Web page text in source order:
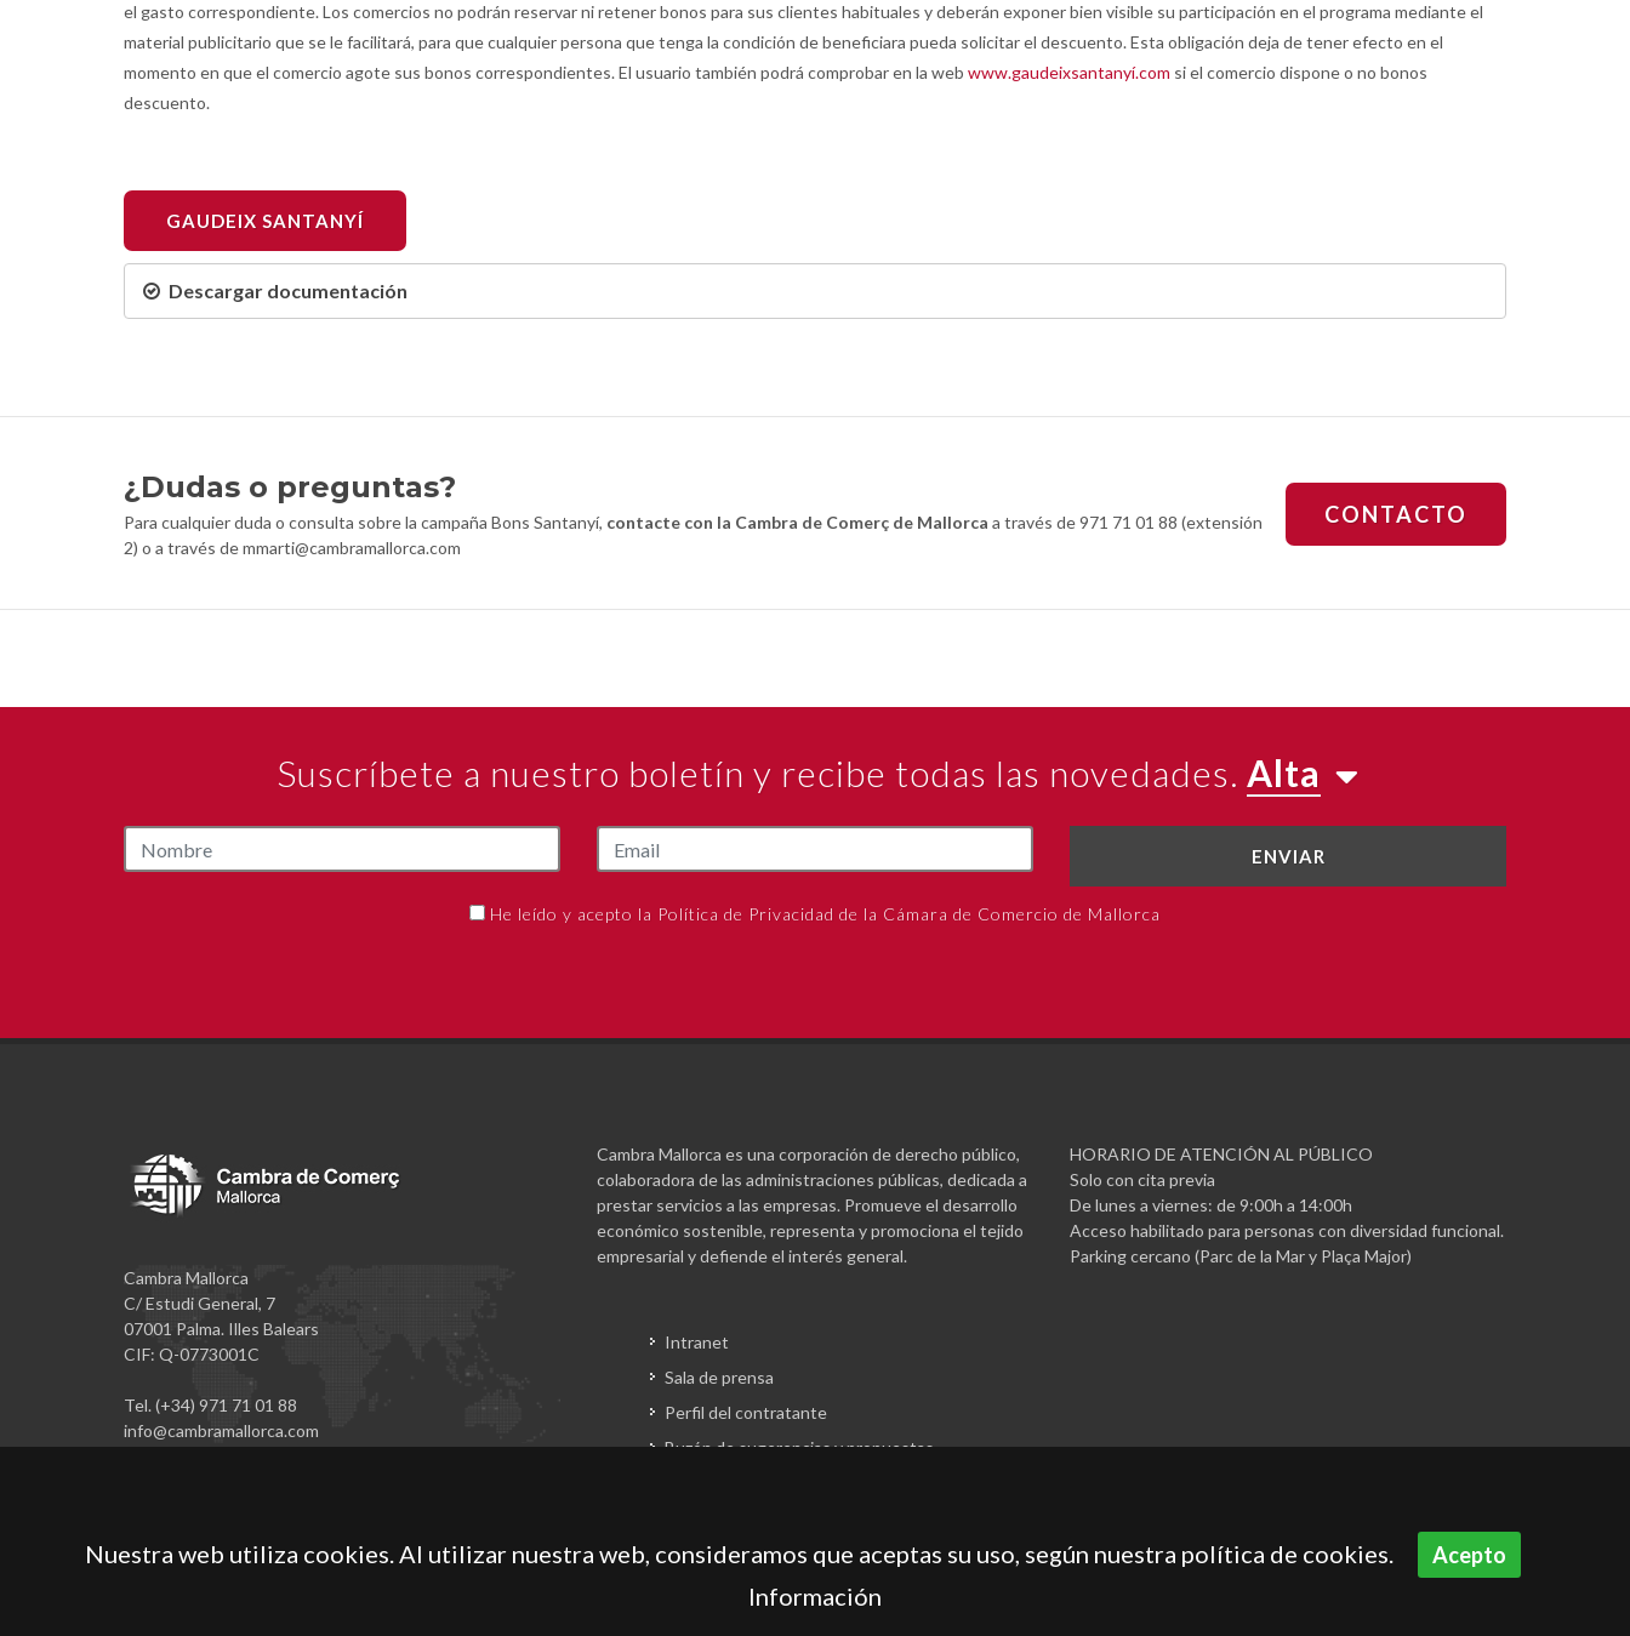
el gasto correspondiente. Los comercios no podrán reservar ni retener bonos para sus clientes habituales y deberán exponer bien visible su participación en el programa mediante el
material publicitario que se le facilitará, para que cualquier persona que tenga la condición de beneficiara pueda solicitar el descuento. Esta obligación deja de tener efecto en el
momento en que el comercio agote sus bonos correspondientes. El usuario también podrá comprobar en la web www.gaudeixsantanyí.com si el comercio dispone o no bonos
descuento.
GAUDEIX SANTANYÍ
Descargar documentación
¿Dudas o preguntas?
Para cualquier duda o consulta sobre la campaña Bons Santanyí, contacte con la Cambra de Comerç de Mallorca a través de 971 71 01 88 (extensión
2) o a través de mmarti@cambramallorca.com
CONTACTO
Suscríbete a nuestro boletín y recibe todas las novedades. Alta
ENVIAR
He leído y acepto la Política de Privacidad de la Cámara de Comercio de Mallorca
Cambra Mallorca
C/ Estudi General, 7
07001 Palma. Illes Balears
CIF: Q-0773001C
Tel. (+34) 971 71 01 88
info@cambramallorca.com
Cambra Mallorca es una corporación de derecho público,
colaboradora de las administraciones públicas, dedicada a
prestar servicios a las empresas. Promueve el desarrollo
económico sostenible, representa y promociona el tejido
empresarial y defiende el interés general.
Intranet
Sala de prensa
Perfil del contratante
Buzón de sugerencias y propuestas
HORARIO DE ATENCIÓN AL PÚBLICO
Solo con cita previa
De lunes a viernes: de 9:00h a 14:00h
Acceso habilitado para personas con diversidad funcional.
Parking cercano (Parc de la Mar y Plaça Major)
Nuestra web utiliza cookies. Al utilizar nuestra web, consideramos que aceptas su uso, según nuestra política de cookies. Acepto
Información